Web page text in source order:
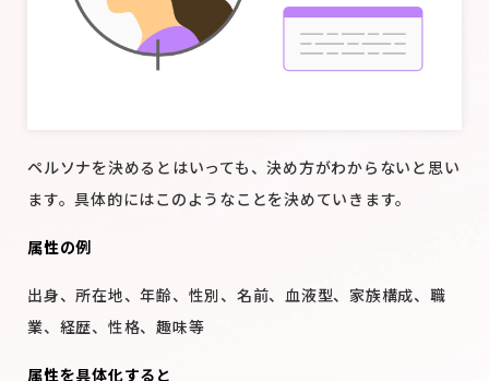
ペルソナを決めるとはいっても、決め方がわからないと思い
ます。具体的にはこのようなことを決めていきます。
属性の例
出身、所在地、年齢、性別、名前、血液型、家族構成、職
業、経歴、性格、趣味等
属性を具体化すると